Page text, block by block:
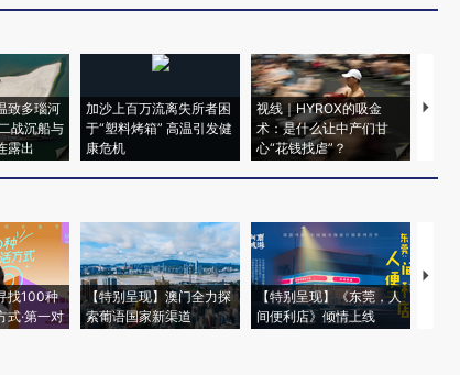
致多瑙河
战沉船与
露出
加沙上百万流离失所者困
于“塑料烤箱” 高温引发健
康危机
视线｜HYROX的吸金
术：是什么让中产们甘
心“花钱找虐”？
马航
找100种
式·第一对
【特别呈现】澳门全力探
索葡语国家新渠道
【特别呈现】《东莞，人
间便利店》倾情上线
【推